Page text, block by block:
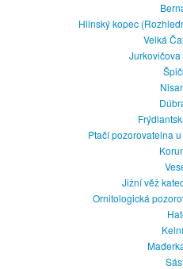
Hlinský kopec
Velká
Ptačí pozorovatelna
Jižní věž
Ornitologická